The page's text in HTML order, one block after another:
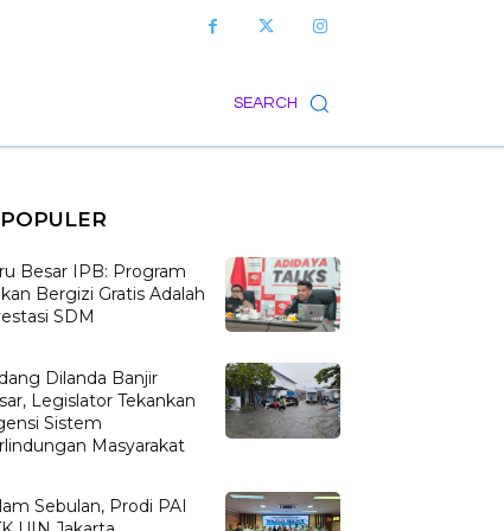
SEARCH
Besar IPB: Program
Bergizi Gratis Adalah
SDM
Dilanda Banjir
Legislator Tekankan
Sistem
Masyarakat
Sebulan, Prodi PAI